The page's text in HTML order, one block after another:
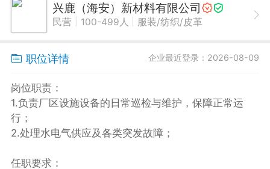
兴鹿（海安）新材料有限公司
民营 100-499人 服装/纺织/皮革
职位详情 企业最近登录：2026-08-09
岗位职责：
1.负责厂区设施设备的日常巡检与维护，保障正常运
行；
2.处理水电气供应及各类突发故障；
任职要求：